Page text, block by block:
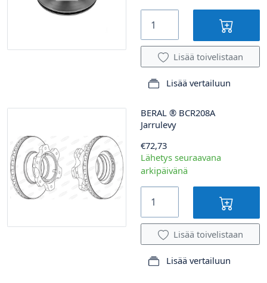
Lisää toivelistaan
Lisää vertailuun
BERAL ® BCR208A
Jarrulevy
€72,73
Lähetys seuraavana
arkipäivänä
Lisää toivelistaan
Lisää vertailuun